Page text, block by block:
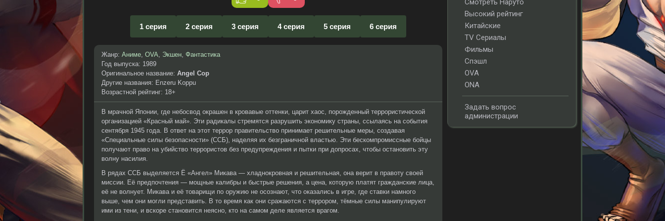
1 серия 2 серия 3 серия 4 серия 5 серия 6 серия
Жанр: Аниме, OVA, Экшен, Фантастика
Год выпуска: 1989
Оригинальное название: Angel Cop
Другие названия: Enzeru Koppu
Возрастной рейтинг: 18+
В мрачной Японии, где небосвод окрашен в кровавые оттенки, царит хаос, порожденный террористической
организацией «Красный май». Эти радикалы стремятся разрушить экономику страны, ссылаясь на события
сентября 1945 года. В ответ на этот террор правительство принимает решительные меры, создавая
«Специальные силы безопасности» (ССБ), наделяя их безграничной властью. Эти бескомпромиссные бойцы
получают право на убийство террористов без предупреждения и пытки при допросах, чтобы остановить эту
волну насилия.
В рядах ССБ выделяется Ё «Ангел» Микава — хладнокровная и решительная, она верит в правоту своей
миссии. Её предпочтения — мощные калибры и быстрые решения, а цена, которую платят гражданские лица,
её не волнует. Микава и её товарищи по оружию не осознают, что оказались в игре, где ставки намного
выше, чем они могли представить. В то время как они сражаются с террором, тёмные силы манипулируют
ими из тени, и вскоре становится неясно, кто на самом деле является врагом.
Смотреть Наруто
Высокий рейтинг
Китайские
TV Сериалы
Фильмы
Спэшл
OVA
ONA
Задать вопрос
администрации